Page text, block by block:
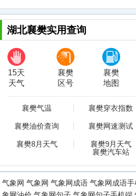
湖北襄樊实用查询
15天
天气
襄樊
区号
襄樊
地图
襄樊气温 襄樊穿衣指数
襄樊油价查询 襄樊网速测试
襄樊8月天气 襄樊9月天气
襄樊汽车站
气象网 气象网 气象网成语 气象网成语